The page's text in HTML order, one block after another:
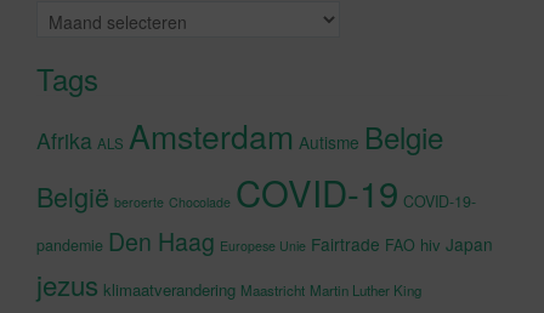
Archieven
Tags
Afrika ALS Amsterdam Autisme Belgie
België beroerte Chocolade COVID-19 COVID-19-
pandemie Den Haag Europese Unie Fairtrade FAO hiv Japan
jezus klimaatverandering Maastricht Martin Luther King